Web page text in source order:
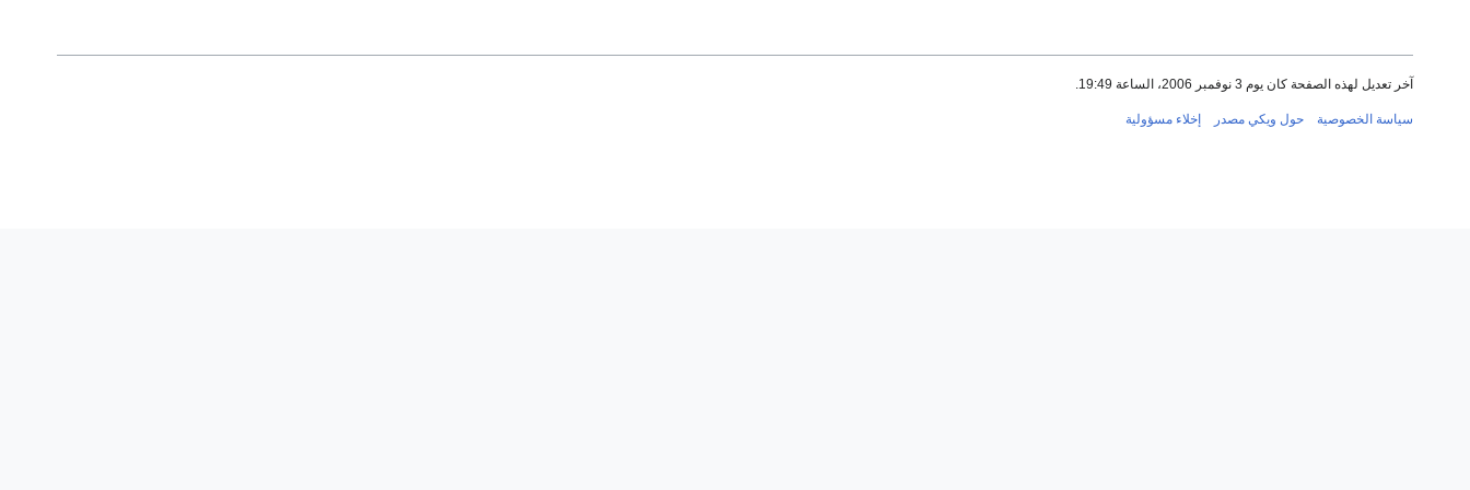
آخر تعديل لهذه الصفحة كان يوم 3 نوفمبر 2006، الساعة 19:49.
سياسة الخصوصية حول ويكي مصدر إخلاء مسؤولية